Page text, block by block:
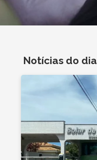
Notícias do dia